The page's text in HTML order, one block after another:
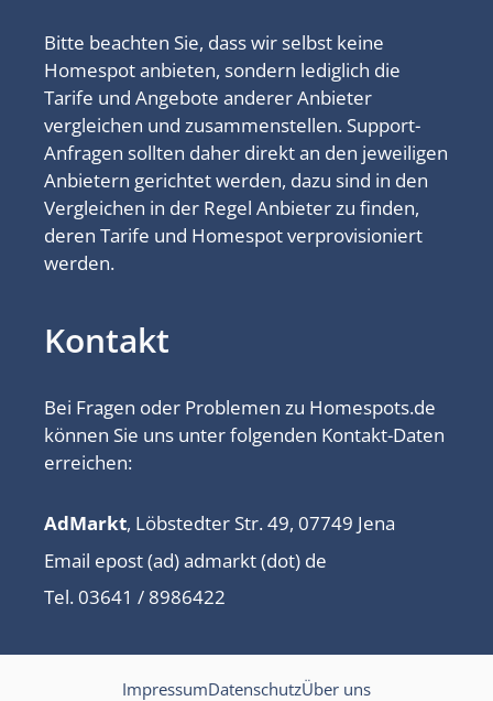
Bitte beachten Sie, dass wir selbst keine
Homespot anbieten, sondern lediglich die
Tarife und Angebote anderer Anbieter
vergleichen und zusammenstellen. Support-
Anfragen sollten daher direkt an den jeweiligen
Anbietern gerichtet werden, dazu sind in den
Vergleichen in der Regel Anbieter zu finden,
deren Tarife und Homespot verprovisioniert
werden.
Kontakt
Bei Fragen oder Problemen zu Homespots.de
können Sie uns unter folgenden Kontakt-Daten
erreichen:
AdMarkt, Löbstedter Str. 49, 07749 Jena
Email epost (ad) admarkt (dot) de
Tel. 03641 / 8986422
ImpressumDatenschutzÜber uns